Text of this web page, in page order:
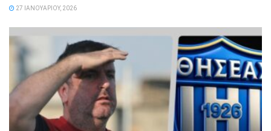
27 ΙΑΝΟΥΑΡΊΟΥ, 2026